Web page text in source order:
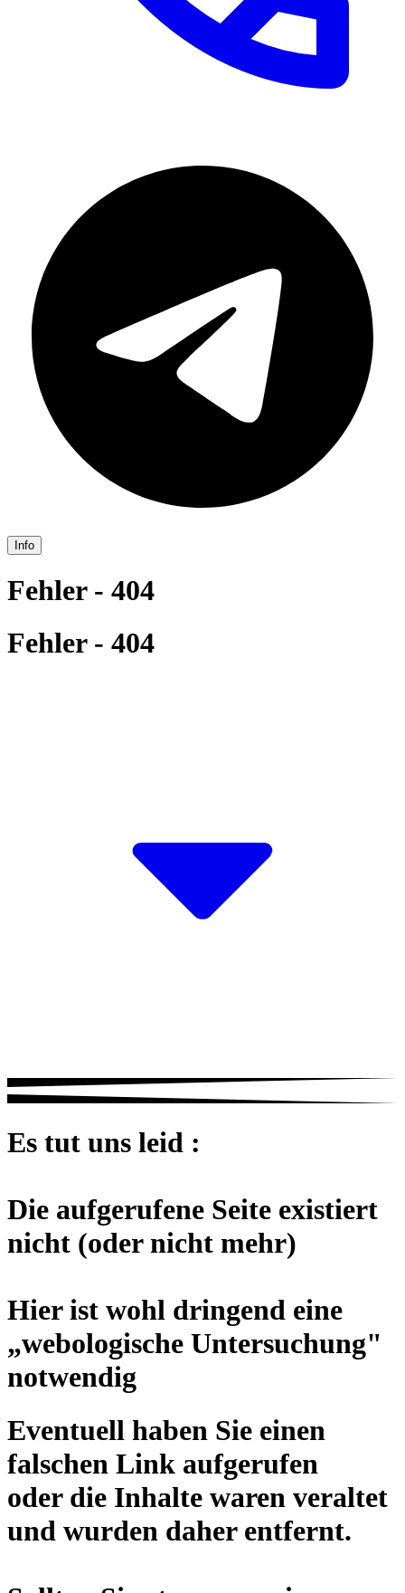
Info
Fehler - 404
Fehler - 404
Es tut uns leid :
Die aufgerufene Seite existiert
nicht (oder nicht mehr)
Hier ist wohl dringend eine
„webologische Untersuchung"
notwendig
Eventuell haben Sie einen
falschen Link aufgerufen
oder die Inhalte waren veraltet
und wurden daher entfernt.